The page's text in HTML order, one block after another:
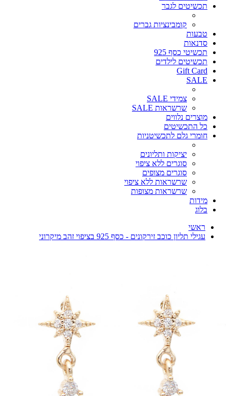
תכשיטים לגבר
קומבינציות גברים
טבעות
סדנאות
תכשיטי כסף 925
תכשיטים לילדים
Gift Card
SALE
צמידי SALE
שרשראות SALE
מוצרים נלווים
כל התכשיטים
חומרי גלם לתכשיטניות
יציקות ותליונים
סוגרים ללא ציפוי
סוגרים מצופים
שרשראות ללא ציפוי
שרשראות מצופות
מידות
בלוג
ראשי
עגילי תליון כוכב זירקונים - כסף 925 בציפוי זהב מיקרוני